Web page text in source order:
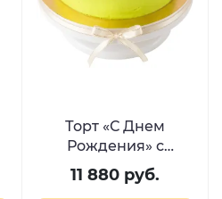
Торт «С Днем
Рождения» с
ягодами и печеньем
Oreo
11 880 руб.